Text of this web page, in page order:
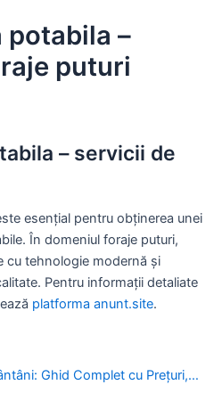
potabila –
puturi
– servicii de
esențial pentru obținerea unei
În domeniul foraje puturi,
cu tehnologie modernă și
Pentru informații detaliate
platforma anunt.site.
Ghid Complet cu Prețuri,…